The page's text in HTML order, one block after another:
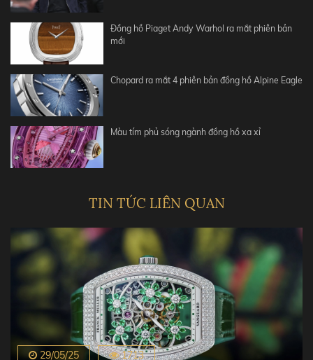
Đồng hồ Piaget Andy Warhol ra mắt phiên bản
mới
Chopard ra mắt 4 phiên bản đồng hồ Alpine Eagle
Màu tím phủ sóng ngành đồng hồ xa xỉ
TIN TỨC LIÊN QUAN
29/05/25 1713